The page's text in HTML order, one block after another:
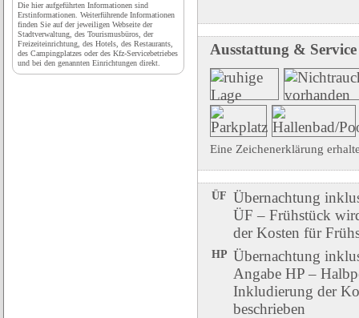
Ausstattung & Service
Eine Zeichenerklärung
ÜF Übernachtung
ÜF – Frühstück
der Kosten für
HP Übernachtung
Angabe HP –
Inkludierung der
beschrieben
Die hier aufgeführten Informationen sind
Erstinformationen. Weiterführende Informationen
finden Sie auf der jeweiligen Webseite der
Stadtverwaltung, des Tourismusbüros, der
Freizeiteinrichtung, des Hotels, des Restaurants,
des Campingplatzes oder des Kfz-Servicebetriebes
und bei den genannten Einrichtungen direkt.